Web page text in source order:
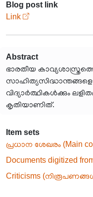
Blog post link
Link
Abstract
ഭാരതീയ
വിദ്യാർത്ഥികൾക്കും
കൃതിയാണിത്.
Item sets
പ്രധാന ശേഖരം (Main
Documents digitized
Criticisms